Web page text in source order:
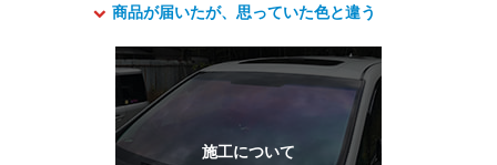
商品が届いたが、思っていた色と違う